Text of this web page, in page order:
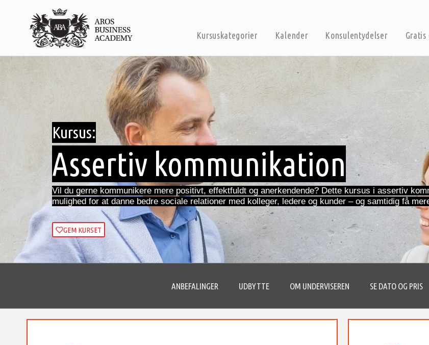
Kursuskategorier Kalender Konsulentydelser Gratis
Kursus:
Assertiv kommunikation
Vil du gerne kommunikere mere positivt, effektfuldt og anerkendende? Dette kursus i assertiv
mulighed for at danne bedre sociale relationer med kolleger, ledere og kunder – og samtidig få
GEM KURSET
ANBEFALINGER UDBYTTE OM UNDERVISEREN SE DATO OG PRIS